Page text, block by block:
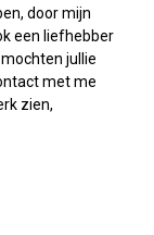
door mijn
een liefhebber
jullie
met me
zien,